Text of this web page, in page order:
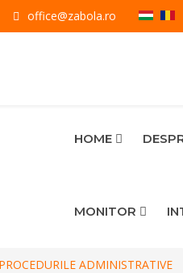
office@zabola.ro
HOME
MONITOR
ADMINISTRATIVE